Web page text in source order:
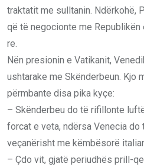
traktatit me sulltanin. Ndërkohë,
që të negocionte me Republikën
re.
Nën presionin e Vatikanit,
ushtarake me Skënderbeun. Kjo
përmbante disa pika kyçe:
– Skënderbeu do të rifillonte
forcat e veta, ndërsa Venecia
veçanërisht me këmbësorë
– Çdo vit, gjatë periudhës prill-